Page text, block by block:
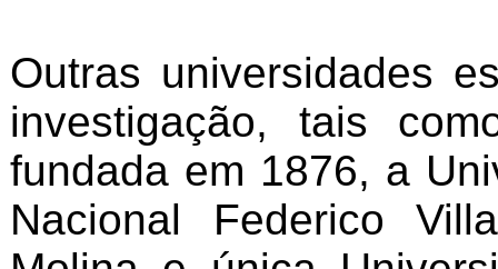
Outras universidades
investigação, tais
fundada em 1876, a
Nacional Federico